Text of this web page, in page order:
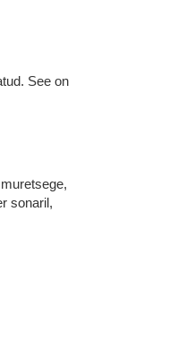
See on
sonaril,